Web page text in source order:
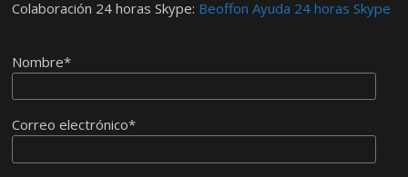
Colaboración 24 horas Skype: Beoffon Ayuda 24 horas Skype
Nombre*
Correo electrónico*